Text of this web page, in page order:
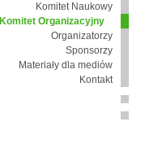
Komitet Naukowy
Komitet Organizacyjny
Organizatorzy
Sponsorzy
Materiały dla mediów
Kontakt